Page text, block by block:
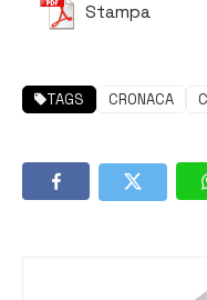
Stampa
TAGS CRONACA